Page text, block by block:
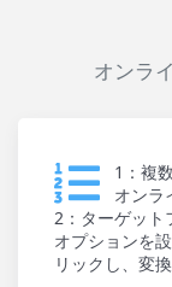
オンラ
1：複
オンラ
2：ターゲット
オプションを
リックし、変